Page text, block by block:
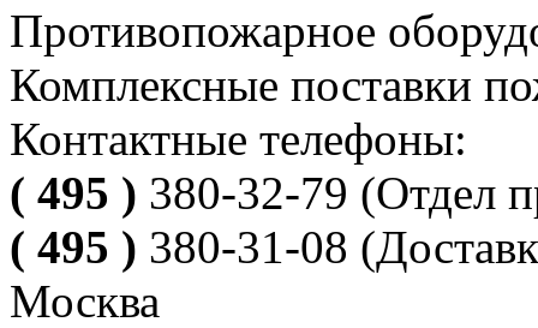
Противопожарное
Комплексные поставки
Контактные телефоны:
( 495 ) 380-32-79 (Отдел
( 495 ) 380-31-08
Москва